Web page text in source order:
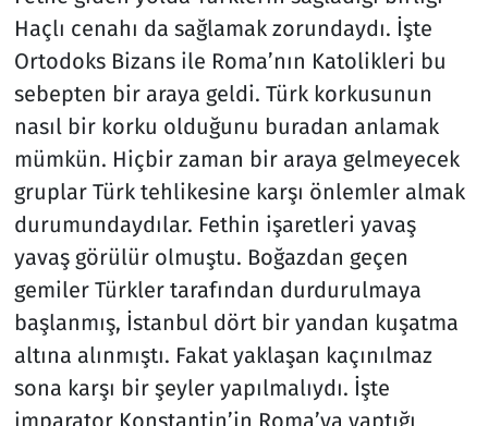
Haçlı cenahı da sağlamak zorundaydı. İşte
Ortodoks Bizans ile Roma’nın Katolikleri bu
sebepten bir araya geldi. Türk korkusunun
nasıl bir korku olduğunu buradan anlamak
mümkün. Hiçbir zaman bir araya gelmeyecek
gruplar Türk tehlikesine karşı önlemler almak
durumundaydılar. Fethin işaretleri yavaş
yavaş görülür olmuştu. Boğazdan geçen
gemiler Türkler tarafından durdurulmaya
başlanmış, İstanbul dört bir yandan kuşatma
altına alınmıştı. Fakat yaklaşan kaçınılmaz
sona karşı bir şeyler yapılmalıydı. İşte
imparator Konstantin’in Roma’ya yaptığı